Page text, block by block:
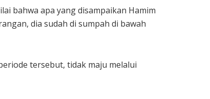
bahwa apa yang disampaikan Hamim
dia sudah di sumpah di bawah
tersebut, tidak maju melalui